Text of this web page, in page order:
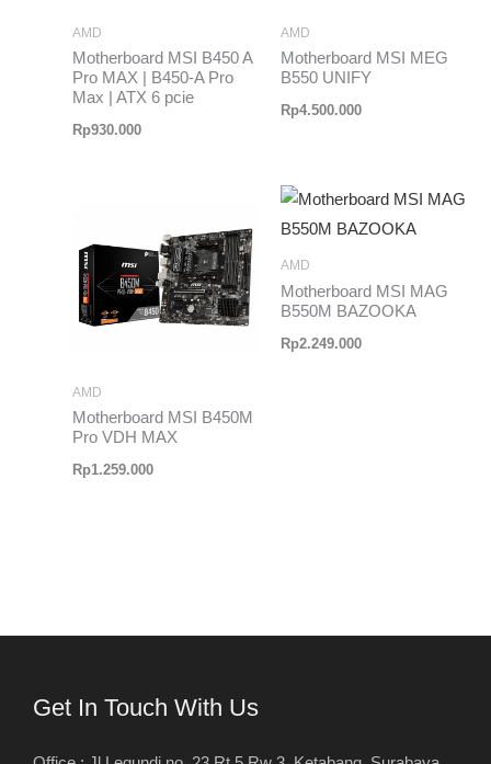
AMD
Motherboard MSI B450 A
Pro MAX | B450-A Pro
Max | ATX 6 pcie
Rp930.000
AMD
Motherboard MSI MEG
B550 UNIFY
Rp4.500.000
AMD
Motherboard MSI B450M
Pro VDH MAX
Rp1.259.000
AMD
Motherboard MSI MAG
B550M BAZOOKA
Rp2.249.000
Get In Touch With Us